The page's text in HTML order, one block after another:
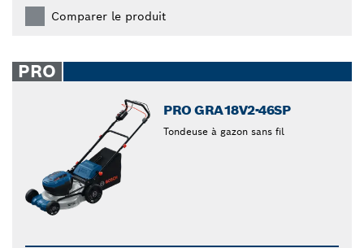
Comparer le produit
PRO
PRO GRA18V2-46SP
Tondeuse à gazon sans fil